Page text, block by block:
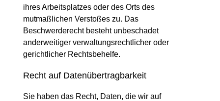
ihres Arbeitsplatzes oder des Orts des
mutmaßlichen Verstoßes zu. Das
Beschwerderecht besteht unbeschadet
anderweitiger verwaltungsrechtlicher oder
gerichtlicher Rechtsbehelfe.
Recht auf Daten­übertrag­barkeit
Sie haben das Recht, Daten, die wir auf